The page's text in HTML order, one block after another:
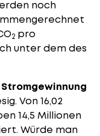
noch
2 pro
unter dem des
Von 16,02
14,5 Millionen
Würde man